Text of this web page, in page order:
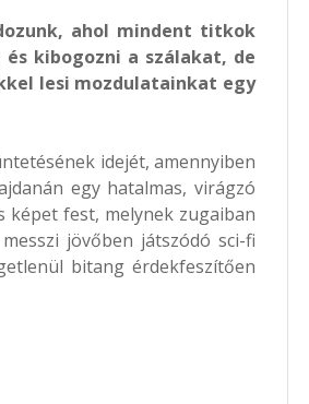
ahol mindent titkok
kibogozni a szálakat, de
lesi mozdulatainkat egy
idejét, amennyiben
egy hatalmas, virágzó
képet fest, melynek zugaiban
jövőben játszódó sci-fi
bitang érdekfeszítően